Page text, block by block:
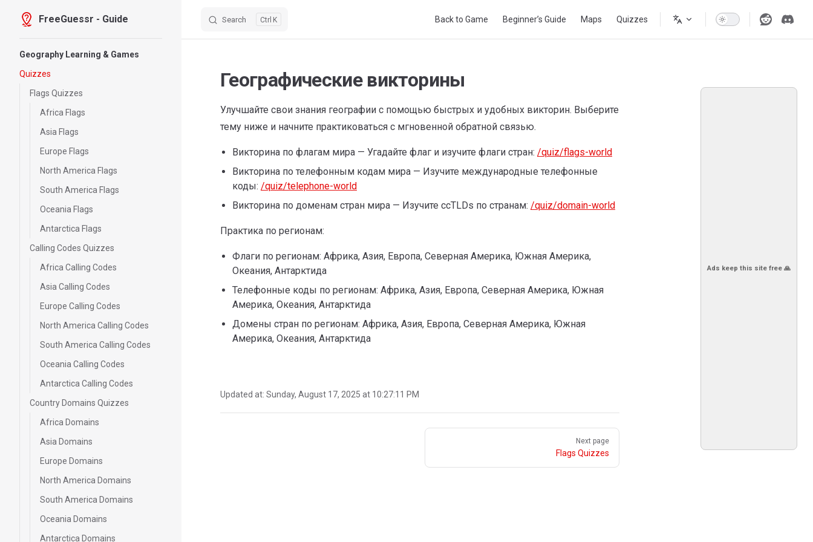
Skip to content
FreeGuessr - Guide Search K Back to Game Beginner’s Guide Maps Quizzes
Geography Learning & Games
Quizzes
Flags Quizzes
Africa Flags
Asia Flags
Europe Flags
North America Flags
South America Flags
Oceania Flags
Antarctica Flags
Calling Codes Quizzes
Africa Calling Codes
Asia Calling Codes
Europe Calling Codes
North America Calling Codes
South America Calling Codes
Oceania Calling Codes
Antarctica Calling Codes
Country Domains Quizzes
Africa Domains
Asia Domains
Europe Domains
North America Domains
South America Domains
Oceania Domains
Antarctica Domains
Ads keep this site free 🙏
Географические викторины
Улучшайте свои знания географии с помощью быстрых и удобных викторин. Выберите
тему ниже и начните практиковаться с мгновенной обратной связью.
Викторина по флагам мира — Угадайте флаг и изучите флаги стран: /quiz/flags-world
Викторина по телефонным кодам мира — Изучите международные телефонные
коды: /quiz/telephone-world
Викторина по доменам стран мира — Изучите ccTLDs по странам: /quiz/domain-world
Практика по регионам:
Флаги по регионам: Африка, Азия, Европа, Северная Америка, Южная Америка,
Океания, Антарктида
Телефонные коды по регионам: Африка, Азия, Европа, Северная Америка, Южная
Америка, Океания, Антарктида
Домены стран по регионам: Африка, Азия, Европа, Северная Америка, Южная
Америка, Океания, Антарктида
Updated at: Sunday, August 17, 2025 at 10:27:11 PM
Next page
Flags Quizzes